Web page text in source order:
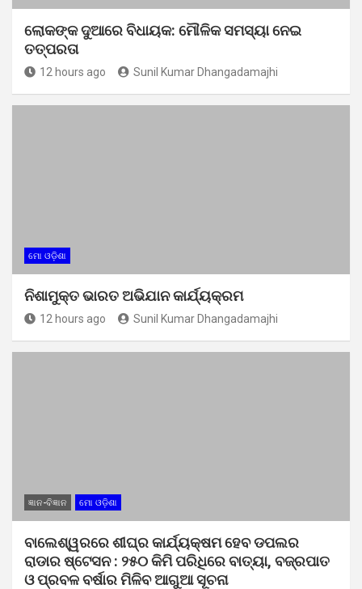
ଲୋକଙ୍କ ଦୁଆରେ ବିଧାୟକ: ମୌଳିକ ସମସ୍ୟା ନେଇ
ତତ୍ପରତା
12 hours ago Sunil Kumar Dhangadamajhi
ମୋ ଓଡ଼ିଶା
ନିଶାମୁକ୍ତ ଭାରତ ଅଭିଯାନ କାର୍ଯ୍ୟକ୍ରମ
12 hours ago Sunil Kumar Dhangadamajhi
ଜ୍ଞାନ-ବିଜ୍ଞାନ ମୋ ଓଡ଼ିଶା
ବାଲେଶ୍ୱରରେ ଶୀଘ୍ର କାର୍ଯ୍ୟକ୍ଷମ ହେବ ଡପଲର
ରାଡାର ଷ୍ଟେସନ : ୨୫୦ କିମି ପରିଧିରେ ବାତ୍ୟା, ବଜ୍ରପାତ
ଓ ପ୍ରବଳ ବର୍ଷାର ମିଳିବ ଆଗୁଆ ସୂଚନା